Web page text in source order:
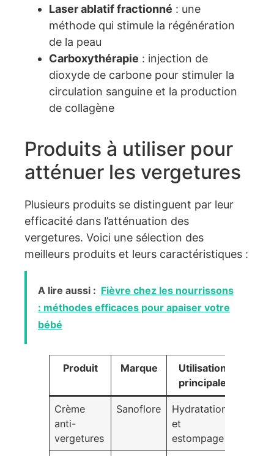
Laser ablatif fractionné : une
méthode qui stimule la régénération
de la peau
Carboxythérapie : injection de
dioxyde de carbone pour stimuler la
circulation sanguine et la production
de collagène
Produits à utiliser pour
atténuer les vergetures
Plusieurs produits se distinguent par leur
efficacité dans l’atténuation des
vergetures. Voici une sélection des
meilleurs produits et leurs caractéristiques :
A lire aussi : Fièvre chez les nourrissons
: méthodes efficaces pour apaiser votre
bébé
Produit Marque
Utilisation
principale
Crème
anti-
vergetures
Sanoflore
Hydratation
et
estompage